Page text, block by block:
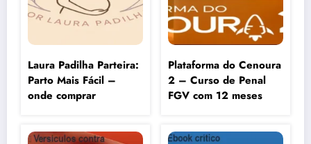
Laura Padilha Parteira:
Parto Mais Fácil –
onde comprar
Plataforma do Cenoura
2 – Curso de Penal
FGV com 12 meses